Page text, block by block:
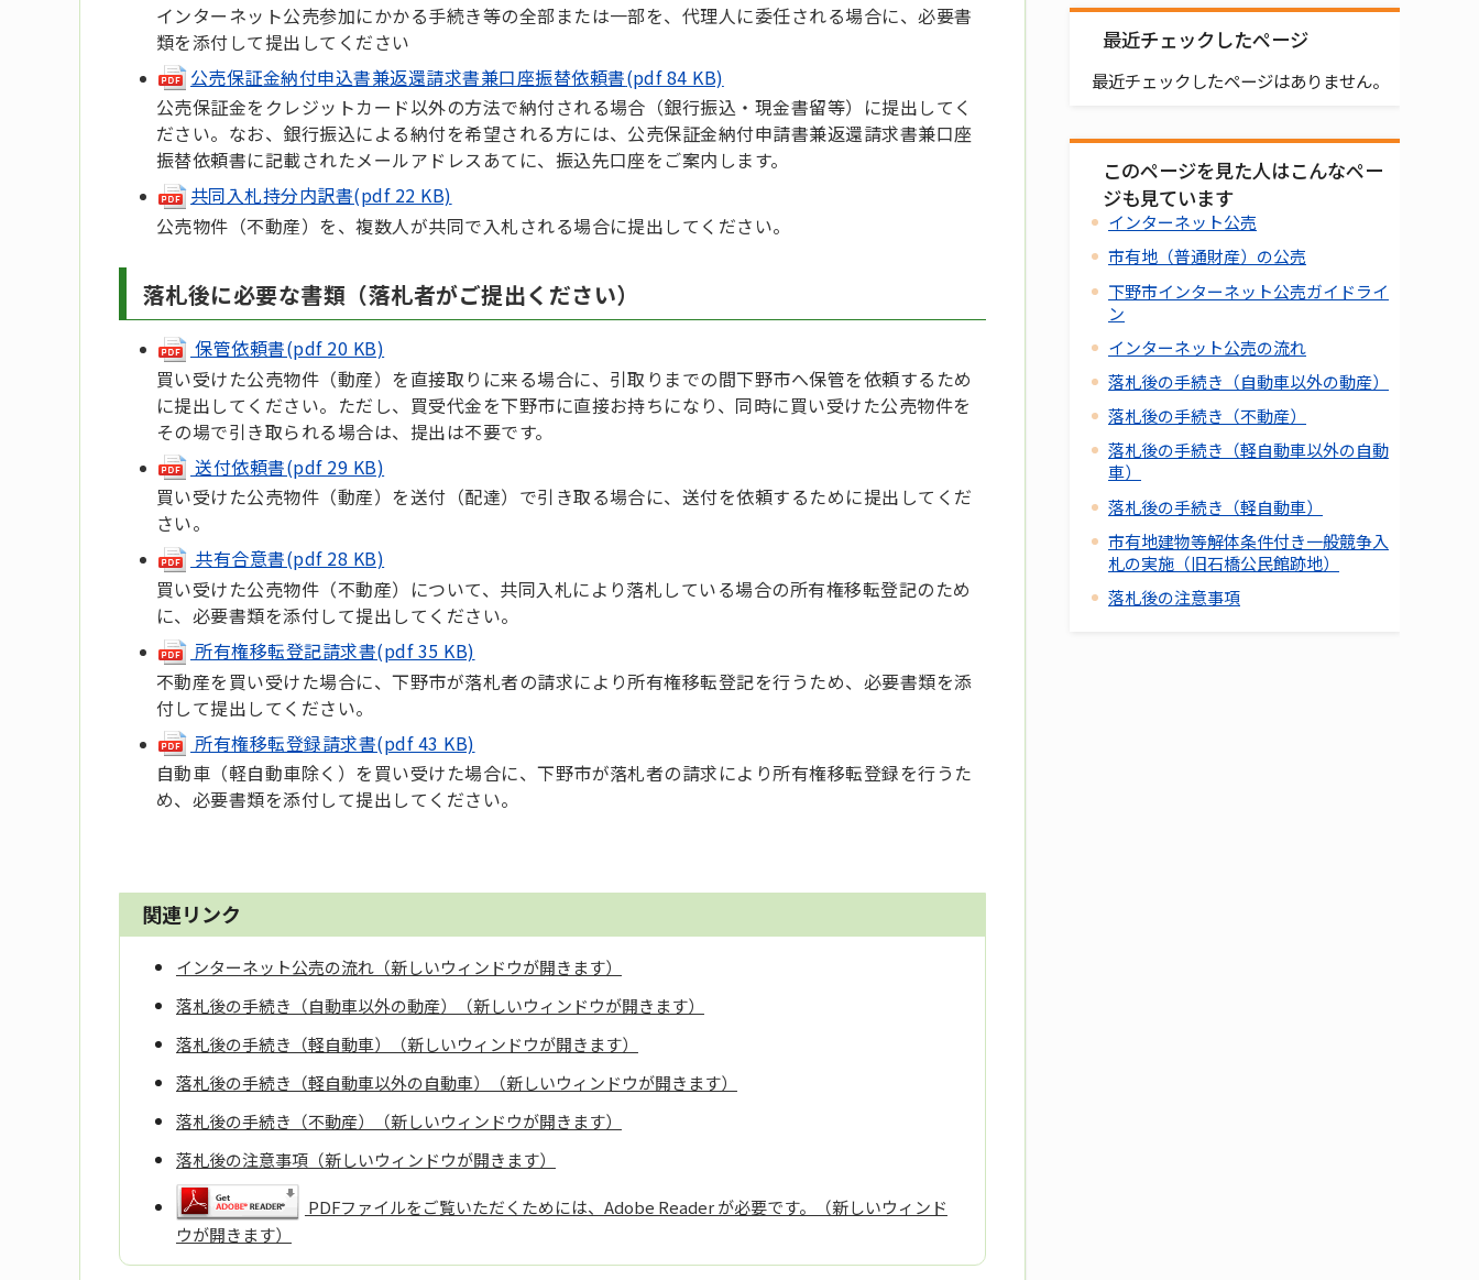
インターネット公売参加にかかる手続き等の全部または一部を、代理人に委任される場合に、必要書
類を添付して提出してください
公売保証金納付申込書兼返還請求書兼口座振替依頼書(pdf 84 KB)
公売保証金をクレジットカード以外の方法で納付される場合（銀行振込・現金書留等）に提出してく
ださい。なお、銀行振込による納付を希望される方には、公売保証金納付申請書兼返還請求書兼口座
振替依頼書に記載されたメールアドレスあてに、振込先口座をご案内します。
共同入札持分内訳書(pdf 22 KB)
公売物件（不動産）を、複数人が共同で入札される場合に提出してください。
落札後に必要な書類（落札者がご提出ください）
保管依頼書(pdf 20 KB)
買い受けた公売物件（動産）を直接取りに来る場合に、引取りまでの間下野市へ保管を依頼するため
に提出してください。ただし、買受代金を下野市に直接お持ちになり、同時に買い受けた公売物件を
その場で引き取られる場合は、提出は不要です。
送付依頼書(pdf 29 KB)
買い受けた公売物件（動産）を送付（配達）で引き取る場合に、送付を依頼するために提出してくだ
さい。
共有合意書(pdf 28 KB)
買い受けた公売物件（不動産）について、共同入札により落札している場合の所有権移転登記のため
に、必要書類を添付して提出してください。
所有権移転登記請求書(pdf 35 KB)
不動産を買い受けた場合に、下野市が落札者の請求により所有権移転登記を行うため、必要書類を添
付して提出してください。
所有権移転登録請求書(pdf 43 KB)
自動車（軽自動車除く）を買い受けた場合に、下野市が落札者の請求により所有権移転登録を行うた
め、必要書類を添付して提出してください。
関連リンク
インターネット公売の流れ（新しいウィンドウが開きます）
落札後の手続き（自動車以外の動産）（新しいウィンドウが開きます）
落札後の手続き（軽自動車）（新しいウィンドウが開きます）
落札後の手続き（軽自動車以外の自動車）（新しいウィンドウが開きます）
落札後の手続き（不動産）（新しいウィンドウが開きます）
落札後の注意事項（新しいウィンドウが開きます）
PDFファイルをご覧いただくためには、Adobe Reader が必要です。（新しいウィンド
ウが開きます）
最近チェックしたページ
最近チェックしたページはありません。
このページを見た人はこんなペー
ジも見ています
インターネット公売
市有地（普通財産）の公売
下野市インターネット公売ガイドライ
ン
インターネット公売の流れ
落札後の手続き（自動車以外の動産）
落札後の手続き（不動産）
落札後の手続き（軽自動車以外の自動
車）
落札後の手続き（軽自動車）
市有地建物等解体条件付き一般競争入
札の実施（旧石橋公民館跡地）
落札後の注意事項